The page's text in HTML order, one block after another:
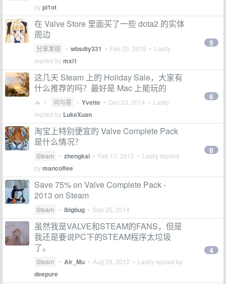
bypi1ot
在 Valve Store 里面买了一些 dota2 的实体
周边
分享发现 • wbsdty331 • Feb 25, 2015 • Lastly
replied bymxi1
5
这几天 Steam 上的 Holiday Sale，大家有
什么推荐的吗？最好是 Mac 上能玩的
1 问与答 • Yvette • Dec 23, 2014 • Lastly
replied by LukeXuan
6
淘宝上特别便宜的 Valve Complete Pack
是什么情况？
Steam • zhengkai • Feb 17, 2015 • Lastly replied
bymancoffee
8
Save 75% on Valve Complete Pack -
2013 on Steam
Steam • ibigbug • Sep 25, 2014
虽然我是VALVE和STEAM的FANS，但是
我还是要说PC下的STEAM程序太垃圾
了。
Steam • Air_Mu • Aug 29, 2012 • Lastly replied by
deepure
4